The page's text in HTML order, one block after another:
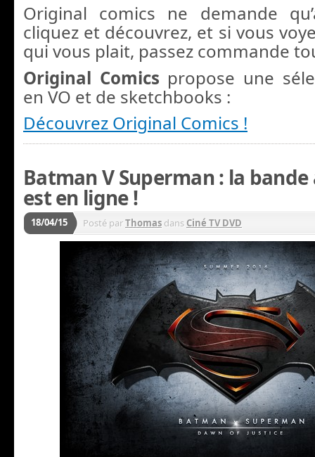
Original comics ne demande
cliquez et découvrez, et si vous
qui vous plait, passez commande
Original Comics propose une
en VO et de sketchbooks :
Découvrez Original Comics !
Batman V Superman : la bande
est en ligne !
18/04/15 Posté parThomas dans Ciné TV DVD